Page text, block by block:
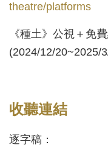
theatre/platforms
《種土》公視＋免
(2024/12/20~2025/
收聽連結
逐字稿：